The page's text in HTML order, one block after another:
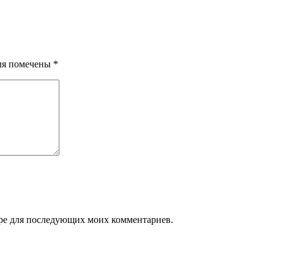
помечены *
для последующих моих комментариев.